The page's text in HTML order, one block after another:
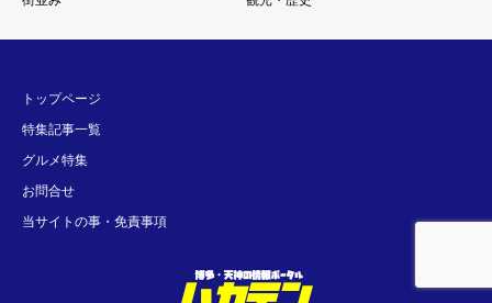
トップページ
特集記事一覧
グルメ特集
お問合せ
当サイトの事・免責事項